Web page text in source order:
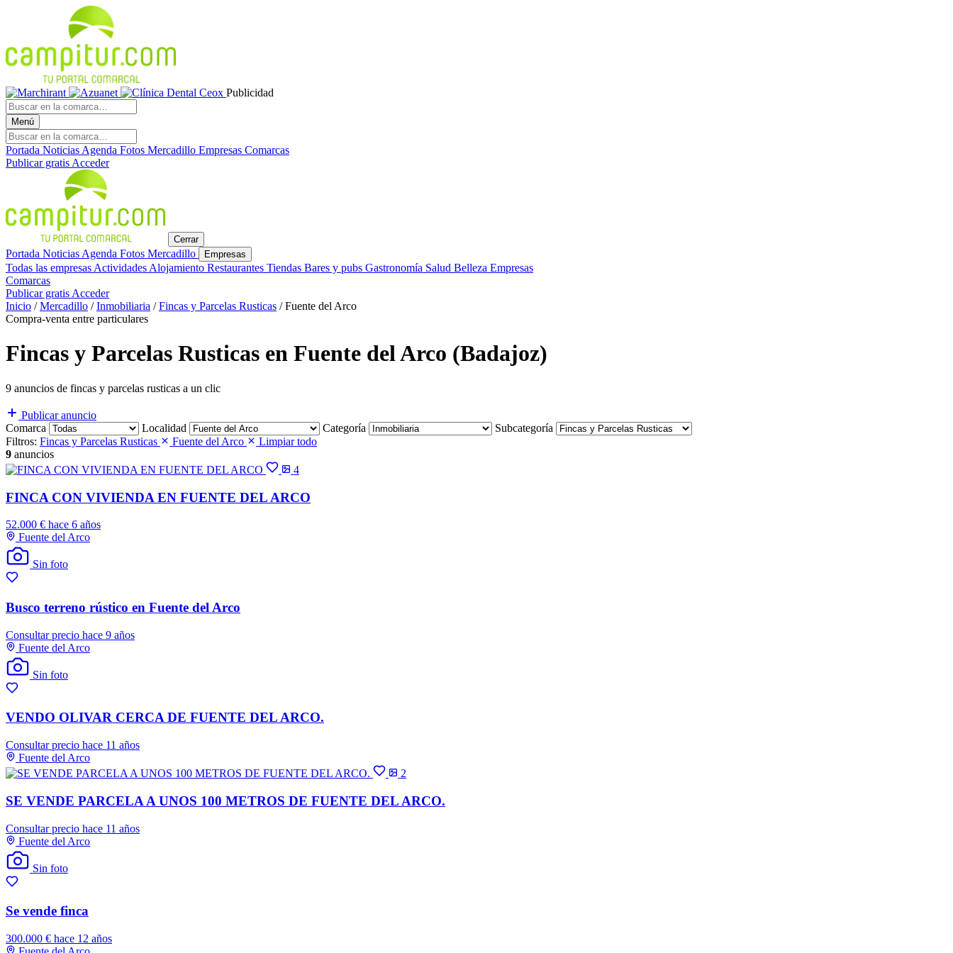
Publicidad
Menú
Portada Noticias Agenda Fotos Mercadillo Empresas Comarcas
Publicar gratis Acceder
Cerrar
Portada Noticias Agenda Fotos Mercadillo Empresas
Todas las empresas Actividades Alojamiento Restaurantes Tiendas Bares y pubs Gastronomía Salud Belleza Empresas
Comarcas
Publicar gratis Acceder
Inicio / Mercadillo / Inmobiliaria / Fincas y Parcelas Rusticas / Fuente del Arco
Compra-venta entre particulares
Fincas y Parcelas Rusticas en Fuente del Arco (Badajoz)
9 anuncios de fincas y parcelas rusticas a un clic
Publicar anuncio
Comarca
Localidad Categoría
Subcategoría
Filtros: Fincas y Parcelas Rusticas Fuente del Arco
Limpiar todo
9 anuncios
4
FINCA CON VIVIENDA EN FUENTE DEL ARCO
52.000 € hace 6 años
Fuente del Arco
Sin foto
Busco terreno rústico en Fuente del Arco
Consultar precio hace 9 años
Fuente del Arco
Sin foto
VENDO OLIVAR CERCA DE FUENTE DEL ARCO.
Consultar precio hace 11 años
Fuente del Arco
2
SE VENDE PARCELA A UNOS 100 METROS DE FUENTE DEL ARCO.
Consultar precio hace 11 años
Fuente del Arco
Sin foto
Se vende finca
300.000 € hace 12 años